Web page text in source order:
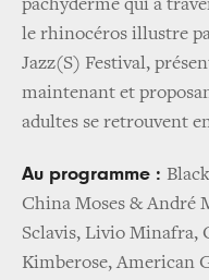
pachyderme qui a
le rhinocéros illustre
Jazz(S) Festival,
maintenant et
adultes se retrouvent
Au programme :
China Moses & André
Sclavis, Livio Minafra,
Kimberose, American